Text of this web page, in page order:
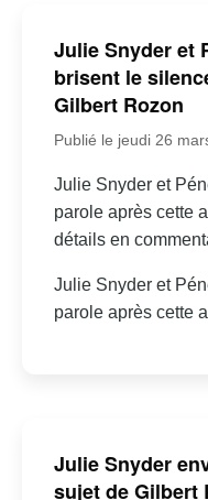
Julie Snyder et
brisent le
Gilbert Rozon
Publié le jeudi 26
Julie Snyder et
parole après cette
détails en
Julie Snyder et
parole après cette
Julie Snyder
sujet de Gilbert